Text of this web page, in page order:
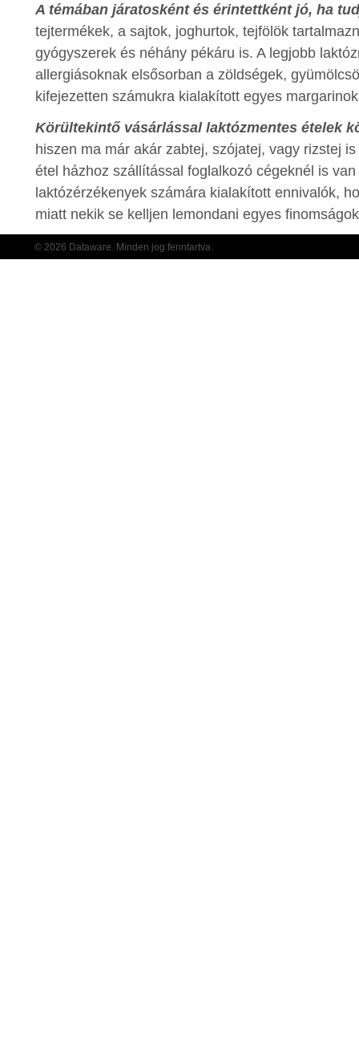
A témában járatosként és érintettként jó, ha
tejtermékek, a sajtok, joghurtok, tejfölök
gyógyszerek és néhány pékáru is. A legjobb
allergiásoknak elsősorban a zöldségek,
kifejezetten számukra kialakított egyes
Körültekintő vásárlással laktózmentes ételek
hiszen ma már akár zabtej, szójatej, vagy rizstej
étel házhoz szállítással foglalkozó cégeknél is
laktózérzékenyek számára kialakított ennivalók,
miatt nekik se kelljen lemondani egyes
© 2026 Dataware. Minden jog fenntartva.